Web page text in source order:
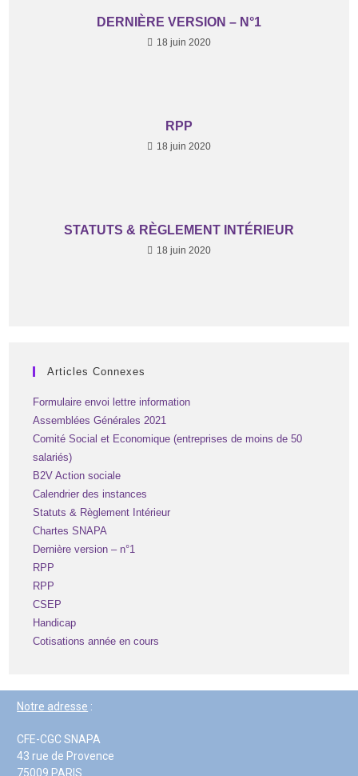
DERNIÈRE VERSION – N°1
18 juin 2020
RPP
18 juin 2020
STATUTS & RÈGLEMENT INTÉRIEUR
18 juin 2020
Articles Connexes
Formulaire envoi lettre information
Assemblées Générales 2021
Comité Social et Economique (entreprises de moins de 50
salariés)
B2V Action sociale
Calendrier des instances
Statuts & Règlement Intérieur
Chartes SNAPA
Dernière version – n°1
RPP
RPP
CSEP
Handicap
Cotisations année en cours
Notre adresse :
CFE-CGC SNAPA
43 rue de Provence
75009 PARIS